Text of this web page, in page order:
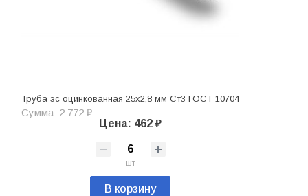
Труба эс оцинкованная 25х2,8 мм Ст3 ГОСТ 10704
Сумма: 2 772 ₽
Цена: 462 ₽
шт
В корзину